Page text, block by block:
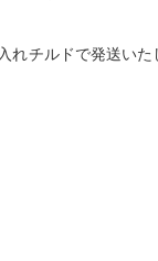
れチルドで発送いた